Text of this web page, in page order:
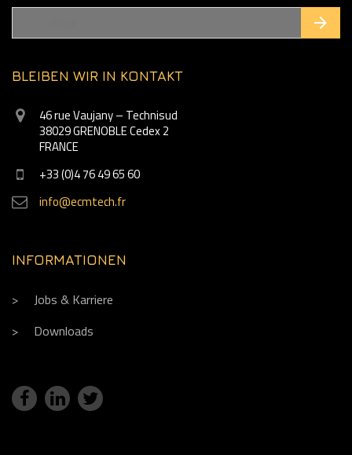
BLEIBEN WIR IN KONTAKT
46 rue Vaujany – Technisud
38029 GRENOBLE Cedex 2
FRANCE
+33 (0)4 76 49 65 60
info@ecmtech.fr
INFORMATIONEN
Jobs & Karriere
Downloads